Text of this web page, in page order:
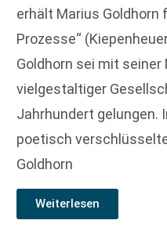
erhält Marius Goldhorn
Prozesse“
Goldhorn sei mit
vielgestaltiger
Jahrhundert gelungen.
poetisch
Goldhorn
Weiterlesen